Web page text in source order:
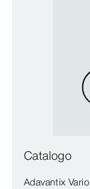
Catalogo
Adavantix Vario